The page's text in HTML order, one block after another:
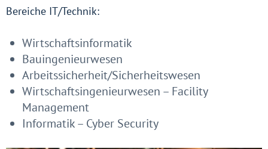
Bereiche IT/Technik:
Wirtschaftsinformatik
Bauingenieurwesen
Arbeitssicherheit/Sicherheitswesen
Wirtschaftsingenieurwesen – Facility
Management
Informatik – Cyber Security